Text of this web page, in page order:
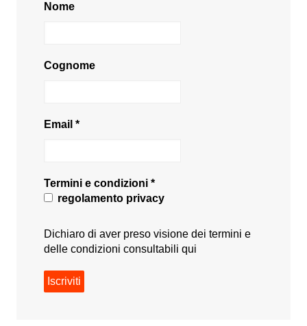
Nome
Cognome
Email *
Termini e condizioni *
regolamento privacy
Dichiaro di aver preso visione dei termini e
delle condizioni consultabili qui